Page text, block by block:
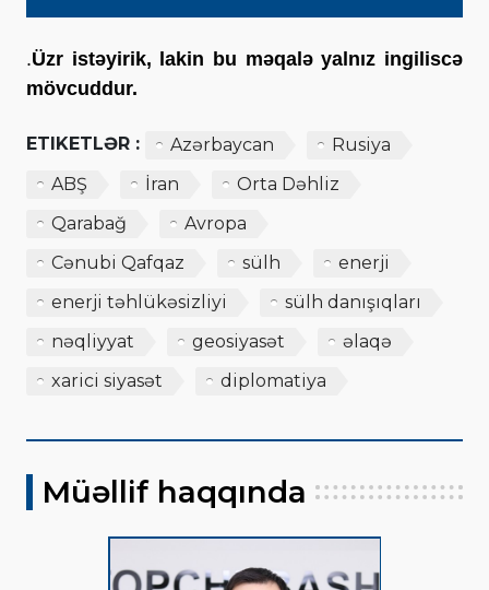
.Üzr istəyirik, lakin bu məqalə yalnız ingiliscə
mövcuddur.
ETIKETLƏR : Azərbaycan
Rusiya
ABŞ
İran
Orta Dəhliz
Qarabağ
Avropa
Cənubi Qafqaz
sülh
enerji
enerji təhlükəsizliyi
sülh danışıqları
nəqliyyat
geosiyasət
əlaqə
xarici siyasət
diplomatiya
Müəllif haqqında